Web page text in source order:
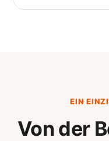
EIN
Von der